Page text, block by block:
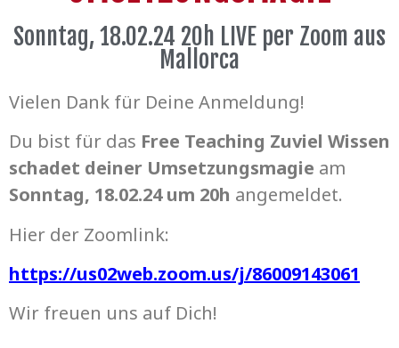
Sonntag, 18.02.24 20h LIVE per Zoom aus
Mallorca
Vielen Dank für Deine Anmeldung!
Du bist für das Free Teaching Zuviel Wissen
schadet deiner Umsetzungsmagie am
Sonntag, 18.02.24 um 20h angemeldet.
Hier der Zoomlink:
https://us02web.zoom.us/j/86009143061
Wir freuen uns auf Dich!